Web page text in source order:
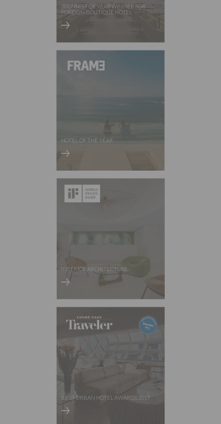
2017 BEST OF YEAR WINNER FOR
FOREIGN BOUTIQUE HOTEL
HOTEL OF THE YEAR
INTERIOR ARCHITECTURE
BEST URBAN HOTEL AWARDS 2017